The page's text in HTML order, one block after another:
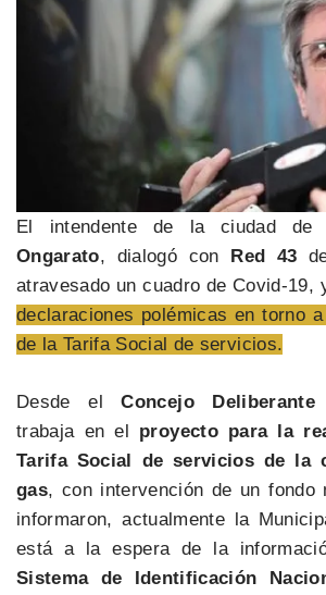
El intendente de la ciudad de
Ongarato, dialogó con Red 43
atravesado un cuadro de Covid-19,
declaraciones polémicas en torno
de la Tarifa Social de servicios.
Desde elConcejo Deliberante
trabaja en el proyecto para la
Tarifa Social de servicios de la
gas, con intervención de un fondo
informaron, actualmente la
está a la espera de la
Sistema de Identificación